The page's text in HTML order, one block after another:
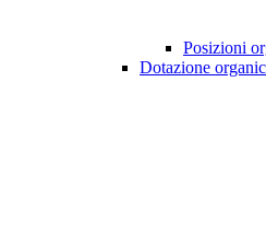
Posizioni
Dotazione